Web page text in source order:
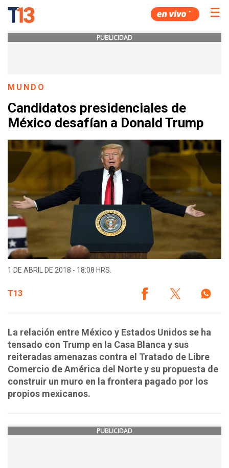
☰
PUBLICIDAD
MUNDO
Candidatos presidenciales de
México desafían a Donald Trump
1 DE ABRIL DE 2018 - 18:08 HRS.
T13
La relación entre México y Estados Unidos se ha
tensado con Trump en la Casa Blanca y sus
reiteradas amenazas contra el Tratado de Libre
Comercio de América del Norte y su propuesta de
construir un muro en la frontera pagado por los
propios mexicanos.
PUBLICIDAD